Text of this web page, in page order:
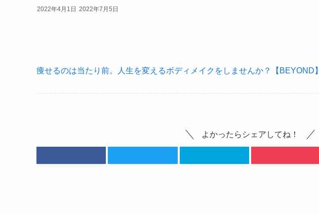
2022年4月1日 2022年7月5日
痩せるのは当たり前。人生を変えるボディメイクをしませんか？【BEYOND】
よかったらシェアしてね！